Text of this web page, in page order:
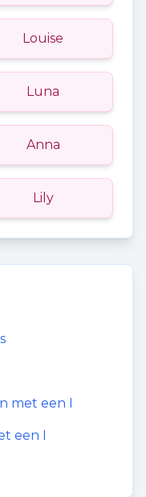
Louise
Luna
Anna
Lily
met een I
een I